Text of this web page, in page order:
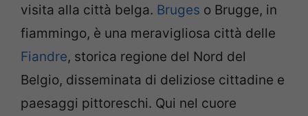
visita alla città belga. Bruges o Brugge, in
fiammingo, è una meravigliosa città delle
Fiandre, storica regione del Nord del
Belgio, disseminata di deliziose cittadine e
paesaggi pittoreschi. Qui nel cuore